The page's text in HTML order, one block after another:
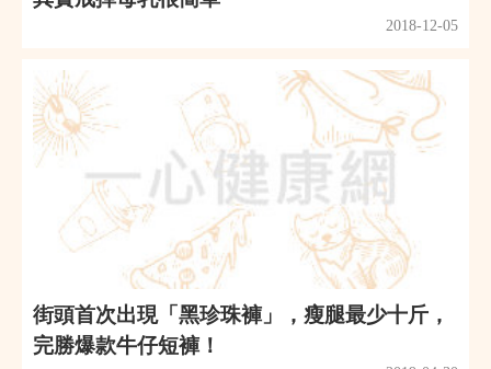
2018-12-05
街頭首次出現「黑珍珠褲」，瘦腿最少十斤，
完勝爆款牛仔短褲！